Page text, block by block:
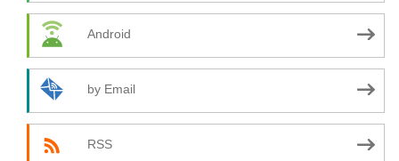
Android
by Email
RSS